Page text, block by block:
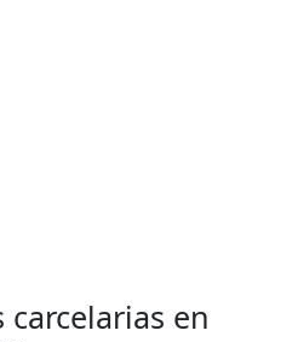
carcelarias en